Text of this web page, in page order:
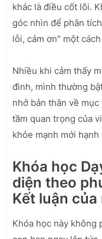
khác là điều cốt lõi.
góc nhìn để phân
lỗi, cảm ơn" một
Nhiều khi cảm thấy
đình, mình thường
nhở bản thân về
tầm quan trọng của
khỏe mạnh mới
Khóa học
diện theo
Kết luận
Khóa học này không